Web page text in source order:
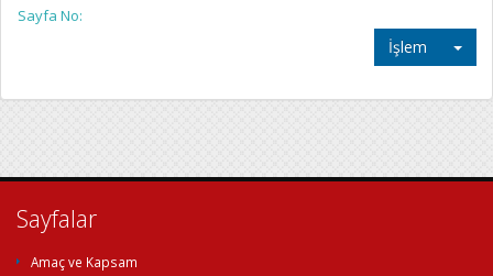
Sayfa No:
İşlem
Sayfalar
Amaç ve Kapsam